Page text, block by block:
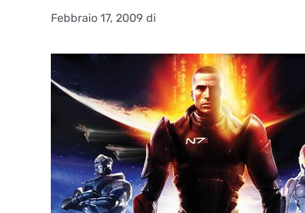
Febbraio 17, 2009 di